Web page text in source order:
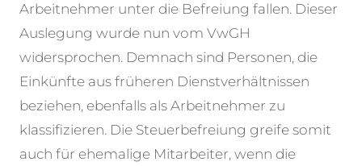
Arbeitnehmer unter die Befreiung fallen. Dieser
Auslegung wurde nun vom VwGH
widersprochen. Demnach sind Personen, die
Einkünfte aus früheren Dienstverhältnissen
beziehen, ebenfalls als Arbeitnehmer zu
klassifizieren. Die Steuerbefreiung greife somit
auch für ehemalige Mitarbeiter, wenn die